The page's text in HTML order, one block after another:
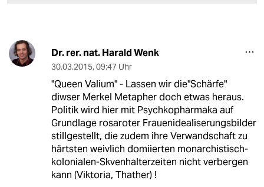
Dr. rer. nat. Harald Wenk
30.03.2015, 09:47 Uhr
"Queen Valium" - Lassen wir die"Schärfe"
diwser Merkel Metapher doch etwas heraus.
Politik wird hier mit Psychkopharmaka auf
Grundlage rosaroter Frauenidealiserungsbilder
stillgestellt, die zudem ihre Verwandschaft zu
härtsten weivlich domiierten monarchistisch-
kolonialen-Skvenhalterzeiten nicht verbergen
kann (Viktoria, Thather) !